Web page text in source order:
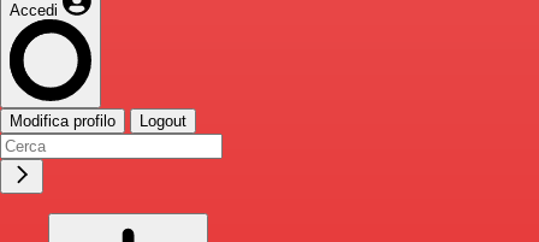
Accedi
Modifica profilo Logout